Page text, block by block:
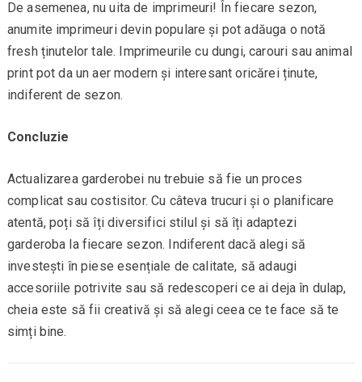
De asemenea, nu uita de imprimeuri! În fiecare sezon,
anumite imprimeuri devin populare și pot adăuga o notă
fresh ținutelor tale. Imprimeurile cu dungi, carouri sau animal
print pot da un aer modern și interesant oricărei ținute,
indiferent de sezon.
Concluzie
Actualizarea garderobei nu trebuie să fie un proces
complicat sau costisitor. Cu câteva trucuri și o planificare
atentă, poți să îți diversifici stilul și să îți adaptezi
garderoba la fiecare sezon. Indiferent dacă alegi să
investești în piese esențiale de calitate, să adaugi
accesoriile potrivite sau să redescoperi ce ai deja în dulap,
cheia este să fii creativă și să alegi ceea ce te face să te
simți bine.